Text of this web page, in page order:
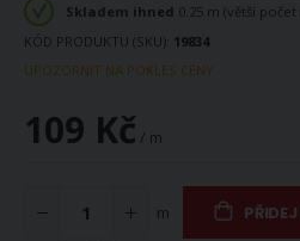
Skladem ihned 0.25 m (větší
KÓD PRODUKTU (SKU) 19834
UPOZORNIT NA POKLES CENY
109 Kč / m
m